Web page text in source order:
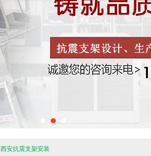
西安抗震支架安装